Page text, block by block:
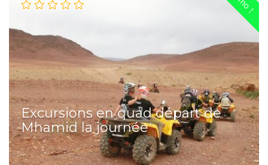
Excursions en quad départ de
Mhamid la journée